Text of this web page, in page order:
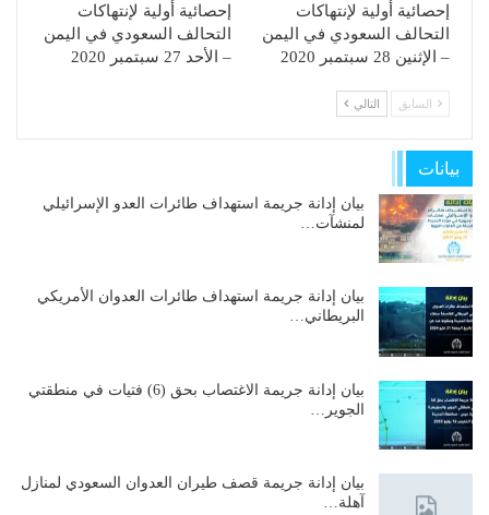
إحصائية أولية لإنتهاكات
التحالف السعودي في اليمن
– الإثنين 28 سبتمبر 2020
إحصائية أولية لإنتهاكات
التحالف السعودي في اليمن
– الأحد 27 سبتمبر 2020
السابق التالي
بيانات
بيان إدانة جريمة استهداف طائرات العدو الإسرائيلي
لمنشآت…
بيان إدانة جريمة استهداف طائرات العدوان الأمريكي
البريطاني…
بيان إدانة جريمة الاغتصاب بحق (6) فتيات في منطقتي
الجوير…
بيان إدانة جريمة قصف طيران العدوان السعودي لمنازل
آهلة…